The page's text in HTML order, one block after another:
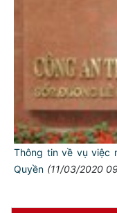
Thông tin về vụ việc
Quyền (11/03/2020
NGƯỜI
Đối với tự mình,
Đối với đồng sự,
Đối với chính